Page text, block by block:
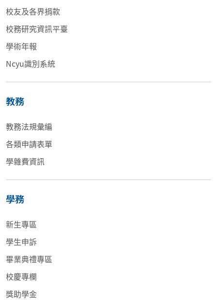
校友及各界捐款
校務研究資訊平臺
學術年報
Ncyu識別系統
教務
教務法規彙編
各類申請表單
學雜費資訊
學務
新生專區
學生申訴
畢業典禮專區
校慶專欄
獎助學金